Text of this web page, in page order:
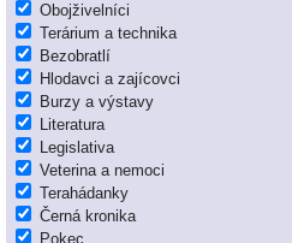
Obojživelníci
Terárium a technika
Bezobratlí
Hlodavci a zajícovci
Burzy a výstavy
Literatura
Legislativa
Veterina a nemoci
Terahádanky
Černá kronika
Pokec